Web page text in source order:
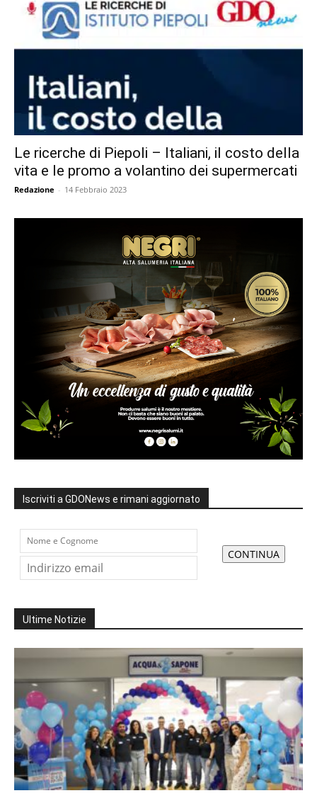
Le ricerche di Piepoli – Italiani, il costo della
vita e le promo a volantino dei supermercati
Redazione - 14 Febbraio 2023
Iscriviti a GDONews e rimani aggiornato
Ultime Notizie